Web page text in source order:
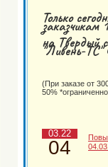
Только
заказчикам
на Твердый
"Ливень-ТС"
(При заказе от
50%
03.22
04